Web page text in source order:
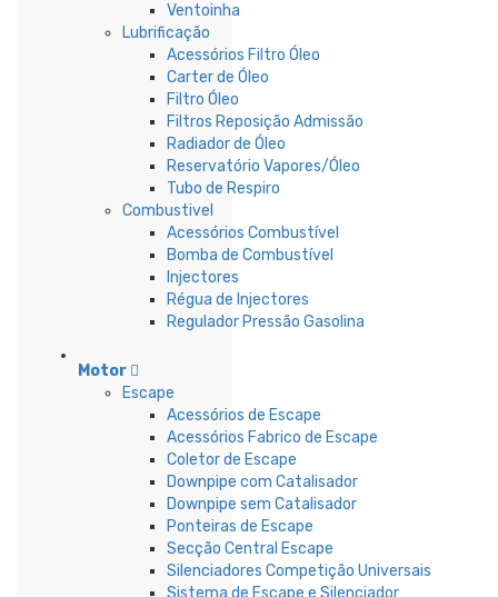
Ventoinha
Lubrificação
Acessórios Filtro Óleo
Carter de Óleo
Filtro Óleo
Filtros Reposição Admissão
Radiador de Óleo
Reservatório Vapores/Óleo
Tubo de Respiro
Combustivel
Acessórios Combustível
Bomba de Combustível
Injectores
Régua de Injectores
Regulador Pressão Gasolina
Motor
Escape
Acessórios de Escape
Acessórios Fabrico de Escape
Coletor de Escape
Downpipe com Catalisador
Downpipe sem Catalisador
Ponteiras de Escape
Secção Central Escape
Silenciadores Competição Universais
Sistema de Escape e Silenciador